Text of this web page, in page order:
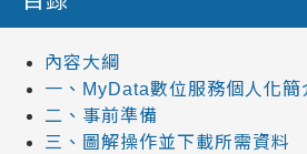
內容大綱
一、MyData數位服務個人化簡
二、事前準備
三、圖解操作並下載所需資料